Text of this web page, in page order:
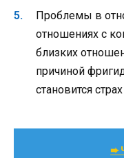
Проблемы в
отношениях с
близких
причиной
становится